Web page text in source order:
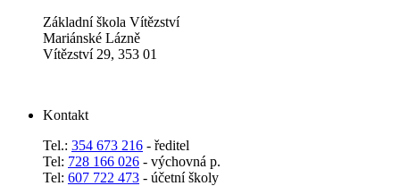
Základní škola Vítězství
Mariánské Lázně
Vítězství 29, 353 01
Kontakt
Tel.: 354 673 216 - ředitel
Tel: 728 166 026 - výchovná p.
Tel: 607 722 473 - účetní školy